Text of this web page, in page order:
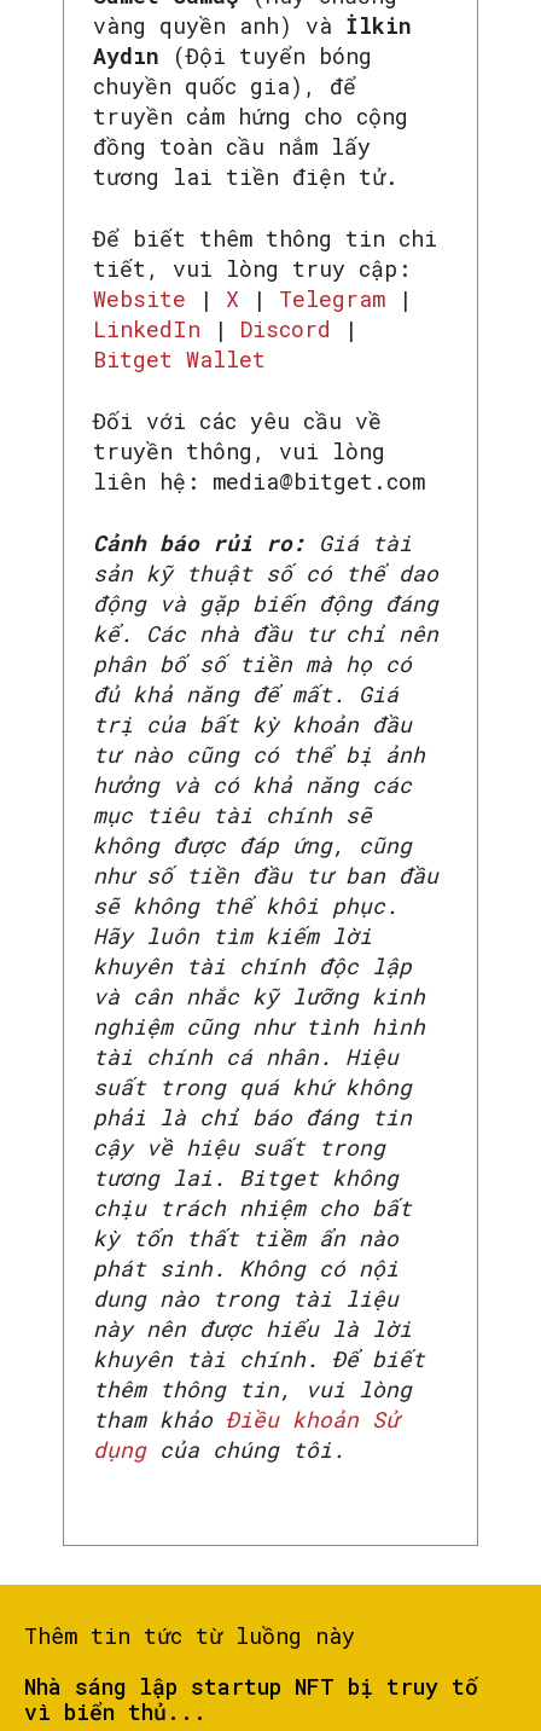
SEARCH...
vàng quyền anh) và İlkin
Aydın (Đội tuyển bóng
chuyền quốc gia), để
truyền cảm hứng cho cộng
đồng toàn cầu nắm lấy
tương lai tiền điện tử.
Để biết thêm thông tin chi
tiết, vui lòng truy cập:
Website | X | Telegram |
LinkedIn | Discord |
Bitget Wallet
Đối với các yêu cầu về
truyền thông, vui lòng
liên hệ: media@bitget.com
Cảnh báo rủi ro: Giá tài
sản kỹ thuật số có thể dao
động và gặp biến động đáng
kể. Các nhà đầu tư chỉ nên
phân bổ số tiền mà họ có
đủ khả năng để mất. Giá
trị của bất kỳ khoản đầu
tư nào cũng có thể bị ảnh
hưởng và có khả năng các
mục tiêu tài chính sẽ
không được đáp ứng, cũng
như số tiền đầu tư ban đầu
sẽ không thể khôi phục.
Hãy luôn tìm kiếm lời
khuyên tài chính độc lập
và cân nhắc kỹ lưỡng kinh
nghiệm cũng như tình hình
tài chính cá nhân. Hiệu
suất trong quá khứ không
phải là chỉ báo đáng tin
cậy về hiệu suất trong
tương lai. Bitget không
chịu trách nhiệm cho bất
kỳ tổn thất tiềm ẩn nào
phát sinh. Không có nội
dung nào trong tài liệu
này nên được hiểu là lời
khuyên tài chính. Để biết
thêm thông tin, vui lòng
tham khảo Điều khoản Sử
dụngcủa chúng tôi.
Thêm tin tức từ luồng này
Nhà sáng lập startup NFT bị truy tố
vì biển thủ...